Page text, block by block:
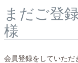
まだご登
様
会員登録をしていただ